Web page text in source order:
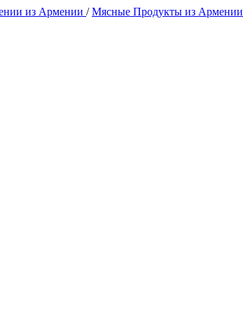
из Армении /Мясные Продукты из Армении